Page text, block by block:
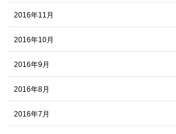
2016年11月
2016年10月
2016年9月
2016年8月
2016年7月